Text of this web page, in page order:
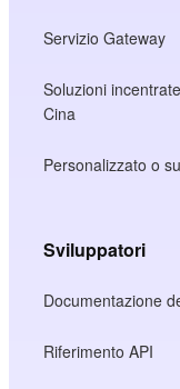
Servizio Gateway
Soluzioni
Cina
Personalizzato o
Sviluppatori
Documentazione
Riferimento API